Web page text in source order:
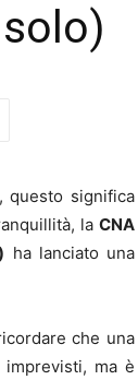
questo significa
la CNA
ha lanciato una
che una
ma è